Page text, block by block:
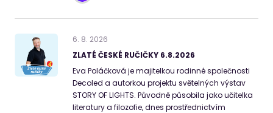
6. 8. 2026
ZLATÉ ČESKÉ RUČIČKY 6.8.2026
Eva Poláčková je majitelkou rodinné společnosti
Decoled a autorkou projektu světelných výstav
STORY OF LIGHTS. Původně působila jako učitelka
literatury a filozofie, dnes prostřednictvím